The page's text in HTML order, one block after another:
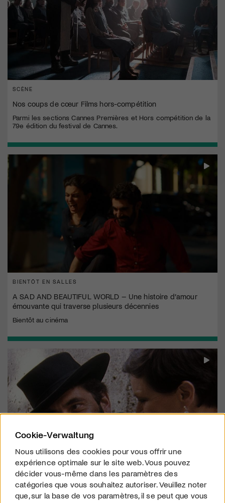
SCÈNE
Nos coups de cœur Films hors-compétition
Parmi les sections Cannes Premières et Hors compétition de la
79e édition du festival de Cannes.
BIENTÔT EN SALLES
A SAD AND BEAUTIFUL WORLD – Une histoire d’amour
émouvante qui traverse plusieurs décennies
Bientôt au cinéma
STREAMING
LE CHAT QUI PENSE
Cookie-Verwaltung
Nous utilisons des cookies pour vous offrir une
expérience optimale sur le site web. Vous pouvez
décider vous-même dans les paramètres des
catégories que vous souhaitez autoriser. Veuillez noter
que, sur la base de vos paramètres, il se peut que vous